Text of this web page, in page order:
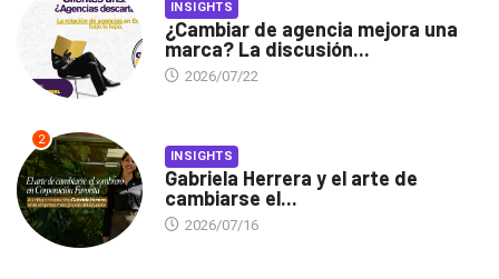
INSIGHTS
¿Cambiar de agencia mejora una
marca? La discusión...
2026/07/22
2
INSIGHTS
Gabriela Herrera y el arte de
cambiarse el...
2026/07/16